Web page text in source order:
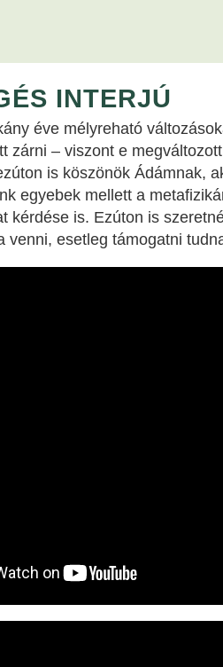
INTERJÚ
éve mélyreható
zárni – viszont e
is köszönök Ádámnak,
egyebek mellett a
kérdése is. Ezúton is
venni, esetleg támogatni